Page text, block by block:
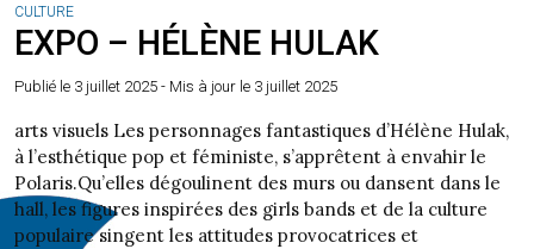
CULTURE
EXPO – HÉLÈNE HULAK
Publié le 3 juillet 2025 - Mis à jour le 3 juillet 2025
arts visuels Les personnages fantastiques d’Hélène Hulak,
à l’esthétique pop et féministe, s’apprêtent à envahir le
Polaris.Qu’elles dégoulinent des murs ou dansent dans le
hall, les figures inspirées des girls bands et de la culture
populaire singent les attitudes provocatrices et